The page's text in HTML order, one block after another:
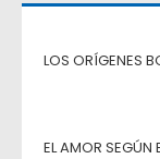
LOS ORÍGENES
EL AMOR SEGÚN